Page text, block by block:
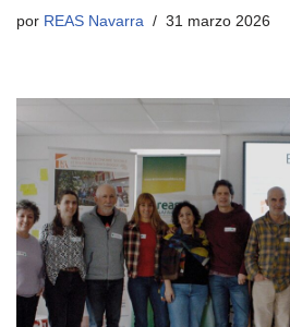
por REAS Navarra 31 marzo 2026